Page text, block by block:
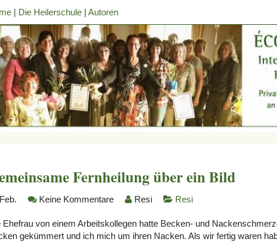
| Die Heilerschule | Autoren
Fernheilung über ein Bild
Feb. Keine Kommentare Resi Resi
Ehefrau von einem Arbeitskollegen hatte Becken- und
gekümmert und ich mich um ihren Nacken. Als wir fertig waren